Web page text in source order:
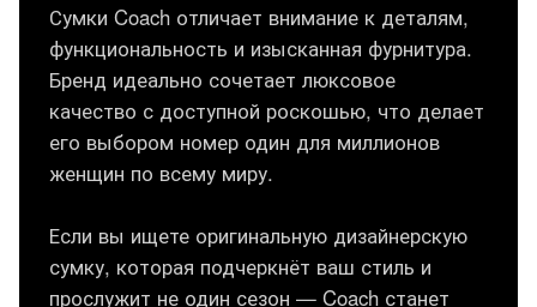
Сумки Coach отличает внимание к деталям,
функциональность и изысканная фурнитура.
Бренд идеально сочетает люксовое
качество с доступной роскошью, что делает
его выбором номер один для миллионов
женщин по всему миру.
Если вы ищете оригинальную дизайнерскую
сумку, которая подчеркнёт ваш стиль и
прослужит не один сезон — Coach станет